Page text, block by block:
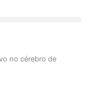
no cérebro de